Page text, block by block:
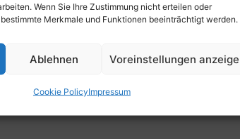
Wenn Sie Ihre Zustimmung nicht erteilen oder
Merkmale und Funktionen beeinträchtigt werden.
Ablehnen Voreinstellungen
Cookie PolicyImpressum